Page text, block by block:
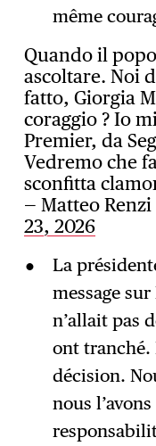
même
Quando il
ascoltare. Noi
fatto, Giorgia
coraggio ? Io
Premier, da
Vedremo che
sconfitta
— Matteo
23, 2026
La
message
n’allait pas
ont tranché.
décision.
nous